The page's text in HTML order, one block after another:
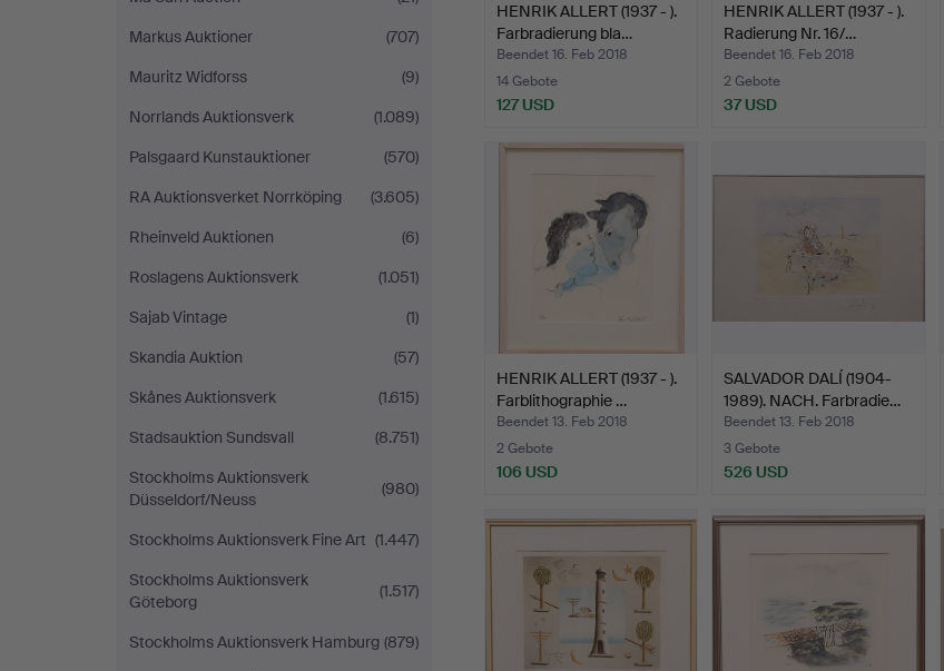
Markus Auktioner
(707)
Mauritz Widforss
(9)
Norrlands Auktionsverk
(1.089)
Palsgaard Kunstauktioner
(570)
RA Auktionsverket Norrköping
(3.605)
Rheinveld Auktionen
(6)
Roslagens Auktionsverk
(1.051)
Sajab Vintage
(1)
Skandia Auktion
(57)
Skånes Auktionsverk
(1.615)
Stadsauktion Sundsvall
(8.751)
Stockholms Auktionsverk
Düsseldorf/Neuss
(980)
Stockholms Auktionsverk Fine Art (1.447)
Stockholms Auktionsverk
Göteborg
(1.517)
Stockholms Auktionsverk Hamburg (879)
HENRIK ALLERT (1937 - ).
Farbradierung bla…
Beendet 16. Feb 2018
14 Gebote
127 USD
HENRIK ALLERT (1937 - ).
Radierung Nr. 16/…
Beendet 16. Feb 2018
2 Gebote
37 USD
HENRIK ALLERT (1937 - ).
Farblithographie …
Beendet 13. Feb 2018
2 Gebote
106 USD
SALVADOR DALÍ (1904-
1989). NACH. Farbradie…
Beendet 13. Feb 2018
3 Gebote
526 USD